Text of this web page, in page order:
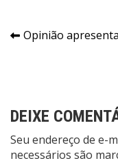
Navegação
Opinião
DEIXE
Seu endereço de e-
necessários são